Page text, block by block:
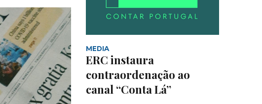
MEDIA
ERC instaura
contraordenação ao
canal “Conta Lá”